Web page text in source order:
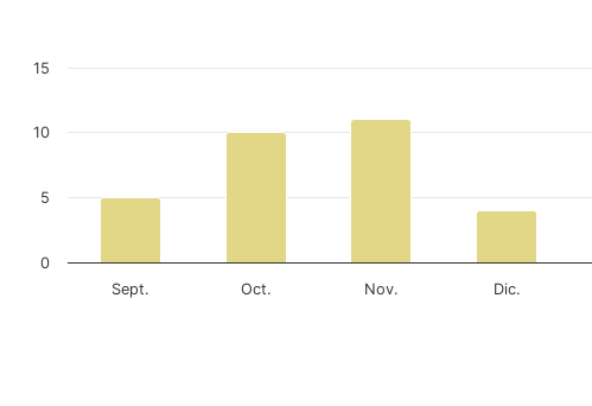
Sept. Oct. Nov. Dic.
0
5
10
15